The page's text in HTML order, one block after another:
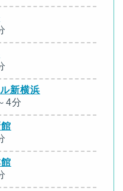
新横浜
4分